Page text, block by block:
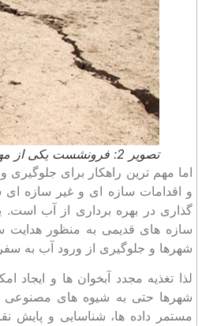
تصویر 2: فرونشست یکی از مهمترین بحران های زیست محیطی شهر تهران
اما مهم ترین راهکار برای
و اقدامات سازه ‌ای و غیر سازه‌
گذاری در بهره برداری از آب است.
سازه‌ های قدیمی به منظور هدایت
شهرها و جلوگیری از ورود آب به
لذا تغذیه مجدد آبخوان‌ ها و
شهرها حتی به شیوه های مصنوعی
مستمر داده‌ ها، شناسایی و پایش